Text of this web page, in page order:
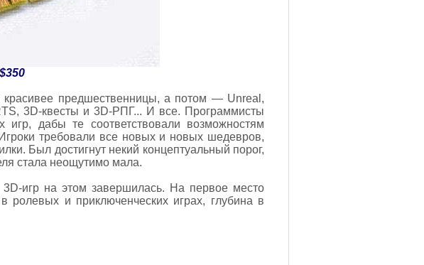
красивее предшественницы, а потом — Unreal,
3D-квесты и 3D-РПГ... И все. Программисты
дабы те соответствовали возможностям
требовали все новых и новых шедевров,
Был достигнут некий концептуальный порог,
стала неощутимо мала.
3D-игр на этом завершилась. На первое место
и приключенческих играх, глубина в